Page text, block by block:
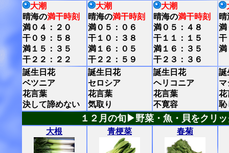
大潮
晴海の満干時刻
満０４：２０
干０９：５８
満１５：３５
干２２：２２
大潮
晴海の満干時刻
満０５：０６
干１０：３８
満１６：０５
干２２：５９
大潮
晴海の満干時刻
満０５：４８
干１１：１５
満１６：３５
干２３：３６
満
干
満
誕生日花
ベツニア
花言葉
決して諦めない
誕生日花
セロシア
花言葉
気取り
誕生日花
ヘリコニア
花言葉
不寛容
誕
マ
花
恥
１２月の旬▶野菜・魚・貝をクリ
大根 青梗菜 春菊